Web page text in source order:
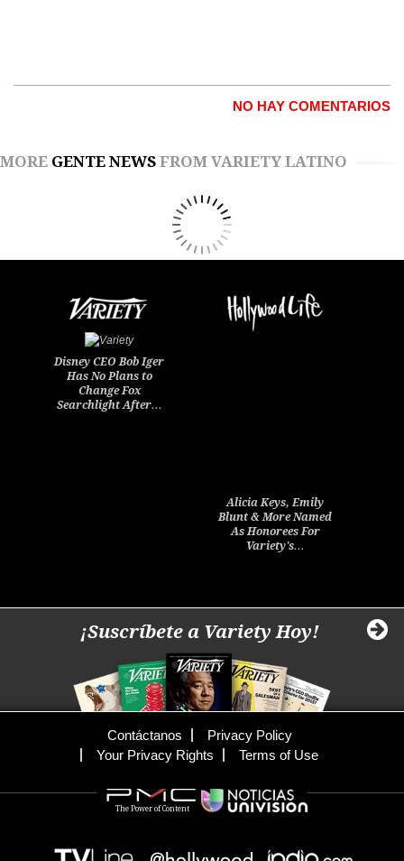
NO HAY COMENTARIOS
MORE GENTE NEWS FROM VARIETY LATINO
Disney CEO Bob Iger
Has No Plans to
Change Fox
Searchlight After…
Alicia Keys, Emily
Blunt & More Named
As Honorees For
Variety's…
¡Suscríbete a Variety Hoy!
Contáctanos
Privacy Policy
Your Privacy Rights
Terms of Use
The Power of Content